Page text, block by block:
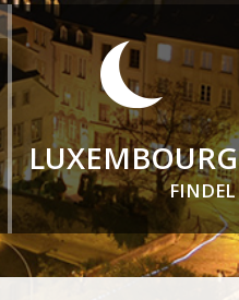
LUXEMBOURG
FINDEL